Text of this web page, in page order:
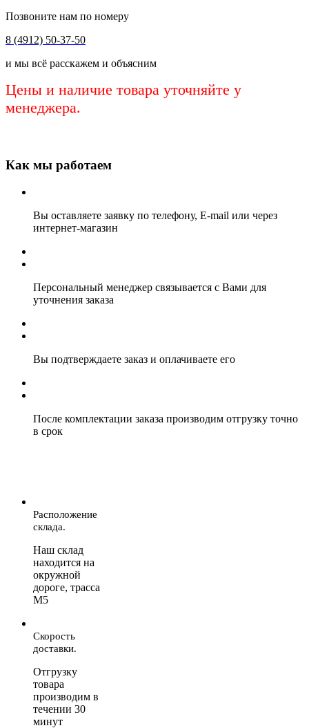
Позвоните нам по номеру
8 (4912) 50-37-50
и мы всё расскажем и объясним
Цены и наличие товара уточняйте у
менеджера.
Как мы работаем
Вы оставляете заявку по телефону, E-mail или через
интернет-магазин
Персональный менеджер связывается с Вами для
уточнения заказа
Вы подтверждаете заказ и оплачиваете его
После комплектации заказа производим отгрузку точно
в срок
Расположение
склада.
Наш склад
находится на
окружной
дороге, трасса
М5
Скорость
доставки.
Отгрузку
товара
производим в
течении 30
минут